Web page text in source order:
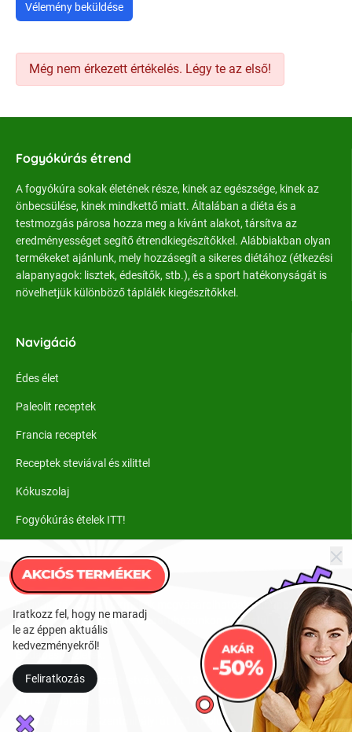
Vélemény beküldése
Még nem érkezett értékelés. Légy te az első!
Fogyókúrás étrend
A fogyókúra sokak életének része, kinek az egészsége, kinek az
önbecsülése, kinek mindkettő miatt. Általában a diéta és a
testmozgás párosa hozza meg a kívánt alakot, társítva az
eredményességet segítő étrendkiegészítőkkel. Alábbiakban olyan
termékeket ajánlunk, mely hozzásegít a sikeres diétához (étkezési
alapanyagok: lisztek, édesítők, stb.), és a sport hatékonyságát is
növelhetjük különböző táplálék kiegészítőkkel.
Navigáció
Édes élet
Paleolit receptek
Francia receptek
Receptek steviával és xilittel
Kókuszolaj
Fogyókúrás ételek ITT!
Ahol kapható
Fogyókúrás étrend termékek megvásárolhatóak budapesti
üzleteinkben vagy online webáruházunkon keresztül.
Budapesti üzletek:
1137 Budapest, Szent István körút 18.
1152 Budapest, Szentmihályi út 131. (Polus)
Iratkozz fel, hogy ne maradj
le az éppen aktuális
kedvezményekről!
Feliratkozás